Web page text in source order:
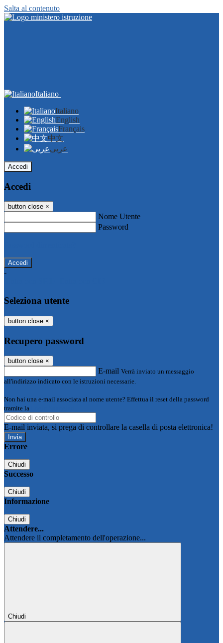
Salta al contenuto
Italiano
Italiano
English
Français
中文
عربى
Accedi
Accedi
button close ×
Nome Utente
Password
-
Seleziona utente
button close ×
Recupero password
button close ×
E-mail Verrà inviato un messaggio
all'indirizzo indicato con le istruzioni necessarie.
Non hai una e-mail associata al nome utente? Effettua il reset della password
tramite la
E-mail inviata, si prega di controllare la casella di posta elettronica!
Errore
Chiudi
Successo
Chiudi
Informazione
Chiudi
Attendere...
Attendere il completamento dell'operazione...
Chiudi